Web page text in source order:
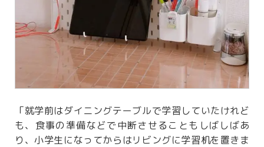
「就学前はダイニングテーブルで学習していたけれど
も、食事の準備などで中断させることもしばしばあ
り、小学生になってからはリビングに学習机を置きま